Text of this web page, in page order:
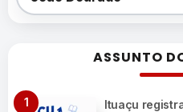
ASSUNTO
Ituaçu